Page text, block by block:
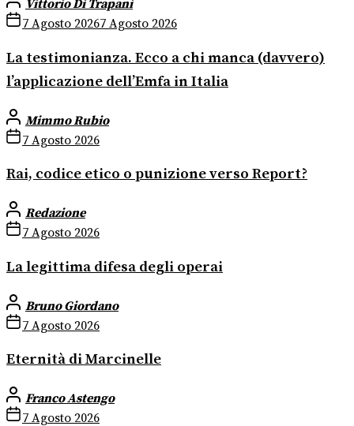
Vittorio Di Trapani
7 Agosto 20267 Agosto 2026
La testimonianza. Ecco a chi manca (davvero)
l’applicazione dell’Emfa in Italia
Mimmo Rubio
7 Agosto 2026
Rai, codice etico o punizione verso Report?
Redazione
7 Agosto 2026
La legittima difesa degli operai
Bruno Giordano
7 Agosto 2026
Eternità di Marcinelle
Franco Astengo
7 Agosto 2026